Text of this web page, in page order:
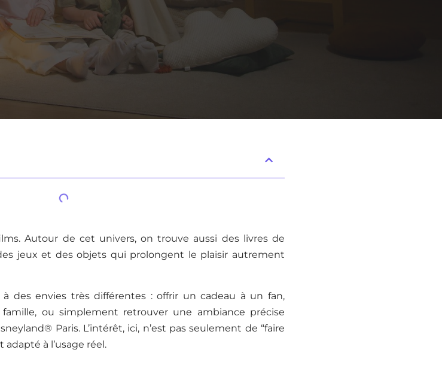
Autour de cet univers, on trouve aussi des livres de
jeux et des objets qui prolongent le plaisir autrement
des envies très différentes : offrir un cadeau à un fan,
ou simplement retrouver une ambiance précise
Paris. L’intérêt, ici, n’est pas seulement de “faire
à l’usage réel.